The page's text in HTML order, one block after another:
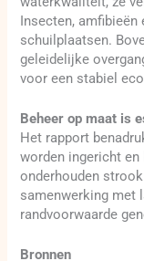
Insecten, amfibieën
schuilplaatsen.
geleidelijke
voor een stabiel
Beheer op maat is
Het rapport
worden ingericht
onderhouden
samenwerking met
randvoorwaarde
Bronnen